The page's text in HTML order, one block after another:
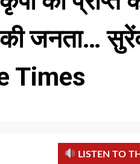
जनता…
Times
LISTEN TO